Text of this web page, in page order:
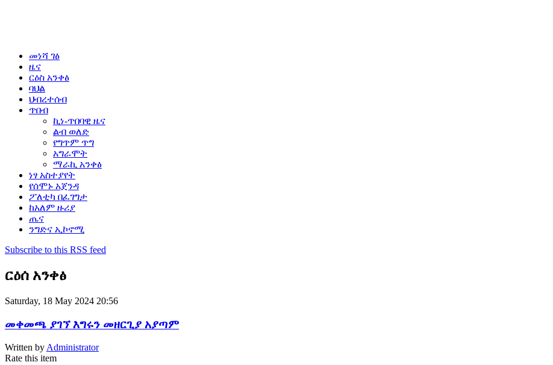
መነሻ ገፅ
ዜና
ርዕስ አንቀፅ
ባህል
ህብረተሰብ
ጥበብ
ኪነ-ጥበባዊ ዜና
ልብ ወለድ
የግጥም ጥግ
አግራሞት
ማራኪ አንቀፅ
ነፃ አስተያየት
የሰሞኑ አጀንዳ
ፖለቲካ በፈገግታ
ከአለም ዙሪያ
ጤና
ንግድና ኢኮኖሚ
Subscribe to this RSS feed
ርዕሰ አንቀፅ
Saturday, 18 May 2024 20:56
መቀመጫ ያገኘ እግሩን መዘርጊያ አያጣም
Written by Administrator
Rate this item